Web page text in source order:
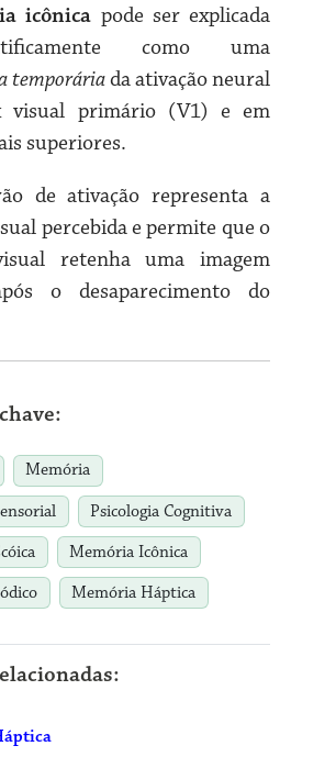
icônica pode ser explicada
como uma
temporáriada ativação neural
visual primário (V1) e em
superiores.
de ativação representa a
percebida e permite que o
retenha uma imagem
o desaparecimento do
Memória
Psicologia Cognitiva
Memória Icônica
Memória Háptica